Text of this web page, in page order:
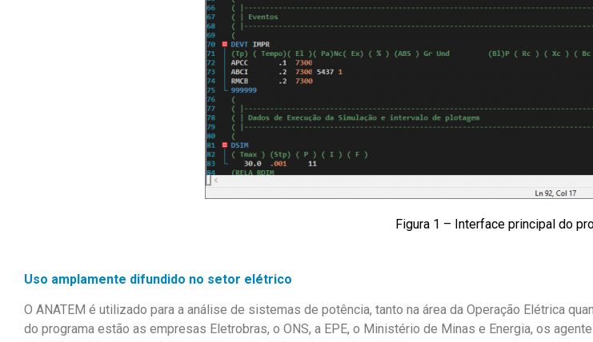
Figura 1 – Interface principal do
Uso amplamente difundido no setor elétrico
O ANATEM é utilizado para a análise de sistemas de potência, tanto na área da Operação Elétrica
do programa estão as empresas Eletrobras, o ONS, a EPE, o Ministério de Minas e Energia, os